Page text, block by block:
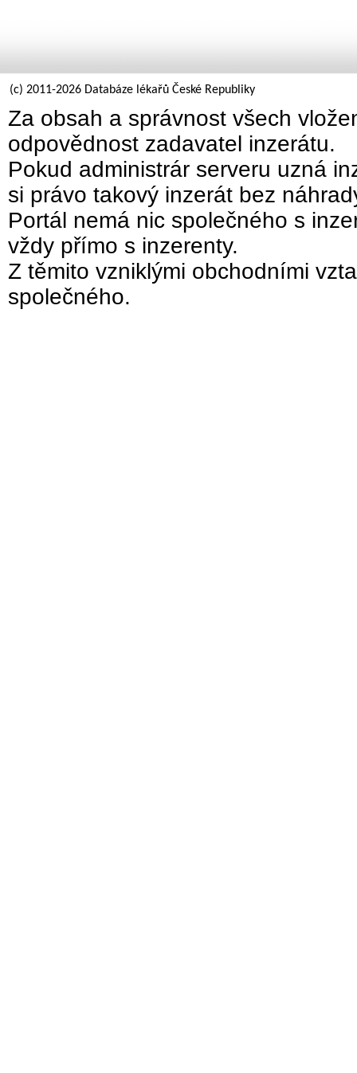
(c) 2011-2026 Databáze lékařů České Republiky
Za obsah a správnost všech
odpovědnost zadavatel inzerátu.
Pokud administrár serveru uzná
si právo takový inzerát bez
Portál nemá nic společného s
vždy přímo s inzerenty.
Z těmito vzniklými obchodními
společného.